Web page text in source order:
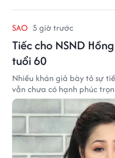
SAO 5 giờ trước
Tiếc cho NSND
tuổi 60
Nhiều khán giả bày tỏ sự
vẫn chưa có hạnh phúc